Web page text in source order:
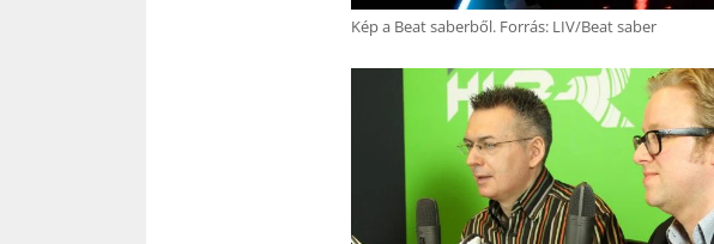
Kép a Beat saberből. Forrás: LIV/Beat saber